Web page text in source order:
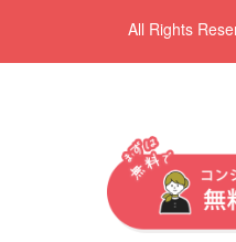
All Rights